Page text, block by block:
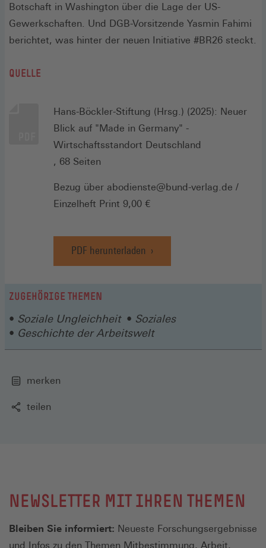
Botschaft in Washington über die Lage der US-
Gewerkschaften. Und DGB-Vorsitzende Yasmin Fahimi
berichtet, was hinter der neuen Initiative #BR26 steckt.
QUELLE
Hans-Böckler-Stiftung (Hrsg.) (2025): Neuer
Blick auf "Made in Germany" -
Wirtschaftsstandort Deutschland
, 68 Seiten
Bezug über abodienste@bund-verlag.de /
Einzelheft Print 9,00 €
PDF herunterladen
ZUGEHÖRIGE THEMEN
Soziale Ungleichheit
Soziales
Geschichte der Arbeitswelt
merken
teilen
NEWSLETTER MIT IHREN THEMEN
Bleiben Sie informiert: Neueste Forschungsergebnisse
und Infos zu den Themen Mitbestimmung, Arbeit,